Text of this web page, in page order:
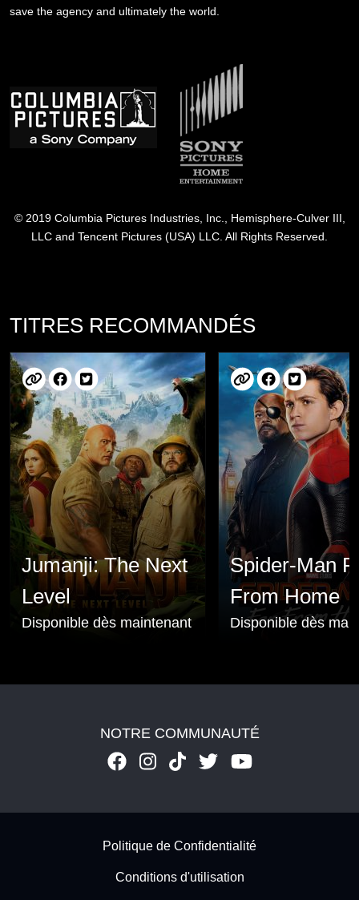
save the agency and ultimately the world.
© 2019 Columbia Pictures Industries, Inc., Hemisphere-Culver III,
LLC and Tencent Pictures (USA) LLC. All Rights Reserved.
TITRES RECOMMANDÉS
Jumanji: The Next
Level
Disponible dès maintenant
Spider-Man
From Home
Disponible dès
NOTRE COMMUNAUTÉ
Footer - SubfooterPolitique de Confidentialité
Conditions d'utilisation